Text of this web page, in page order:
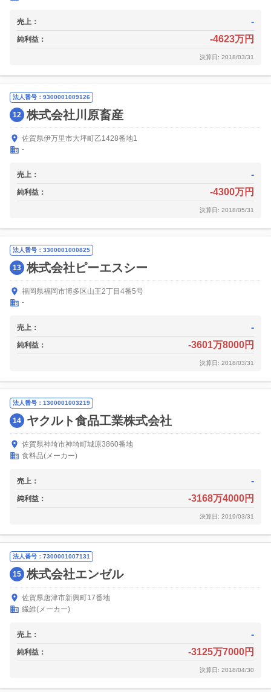
売上： -
純利益： -4623万円
決算日: 2018/03/31
法人番号：9300001009126
12 株式会社川原畜産
佐賀県伊万里市大坪町乙1428番地1
-
売上： -
純利益： -4300万円
決算日: 2018/05/31
法人番号：3300001000825
13 株式会社ピーエスシー
福岡県福岡市博多区山王2丁目4番5号
-
売上： -
純利益： -3601万8000円
決算日: 2018/03/31
法人番号：1300001003219
14 ヤクルト食品工業株式会社
佐賀県神埼市神埼町城原3860番地
食料品(メーカー)
売上： -
純利益： -3168万4000円
決算日: 2019/03/31
法人番号：7300001007131
15 株式会社エンゼル
佐賀県唐津市新興町17番地
繊維(メーカー)
売上： -
純利益： -3125万7000円
決算日: 2018/04/30